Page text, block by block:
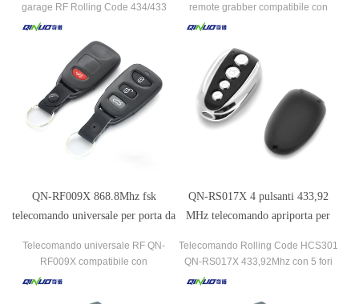
garage RF Rolling Code 434/433
mhz Codice fisso Copia duplicatore
di telecomando per cancelli faccia a
faccia.
remote grabber compatibile con
QN-RF009X 868.8Mhz fsk
telecomando universale per porta da
Telecomando universale RF QN-
RF009X compatibile con
SOMMER(4020) 868,8 Mhz Rollling
QN-RS017X 4 pulsanti 433,92
MHz telecomando apriporta per
porta garage
Telecomando Rolling Code HCS301
QN-RS017X 433,92Mhz con 5 fori
per la programmazione.